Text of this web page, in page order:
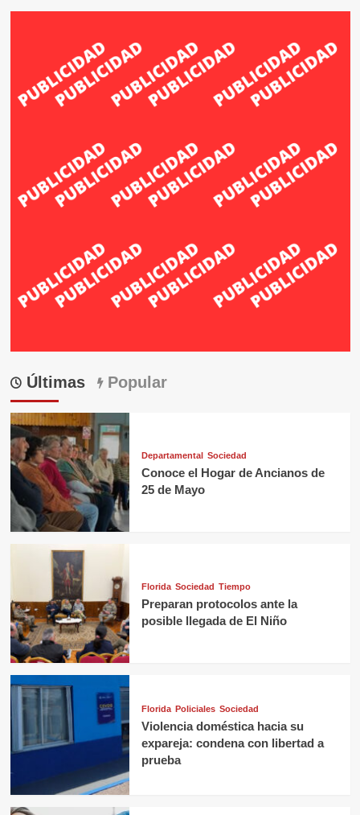
Últimas Popular
Departamental Sociedad
Conoce el Hogar de Ancianos de
25 de Mayo
Florida Sociedad Tiempo
Preparan protocolos ante la
posible llegada de El Niño
Florida Policiales Sociedad
Violencia doméstica hacia su
expareja: condena con libertad a
prueba